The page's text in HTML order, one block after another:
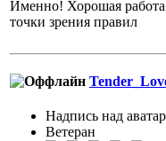
Именно! Хорошая работа
точки зрения правил
Надпись над
Ветеран